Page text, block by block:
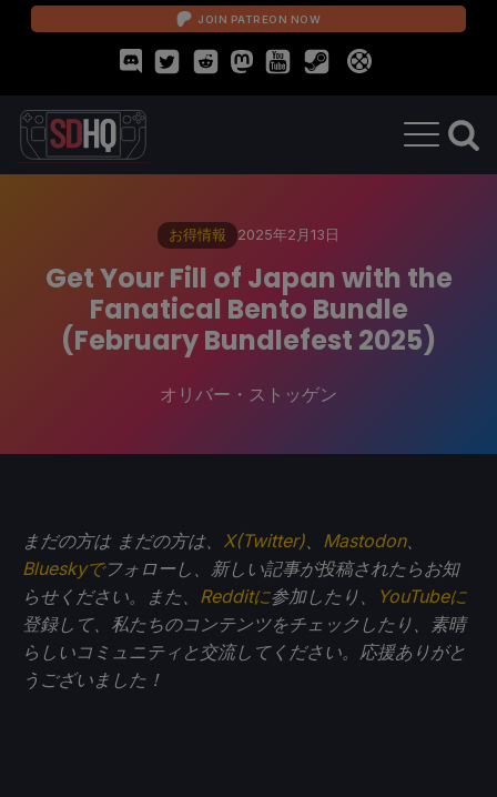
JOIN PATREON NOW
お得情報 2025年2月13日
Get Your Fill of Japan with the
Fanatical Bento Bundle
(February Bundlefest 2025)
オリバー・ストッゲン
まだの方は まだの方は、 X(Twitter) Mastodon、
Blueskyでフォローし、新しい記事が投稿されたらお知
らせください。また、 Redditに参加したり、
YouTubeに
登録して、私たちのコンテンツをチェックしたり、素晴
らしいコミュニティと交流してください。応援ありがと
うございました！